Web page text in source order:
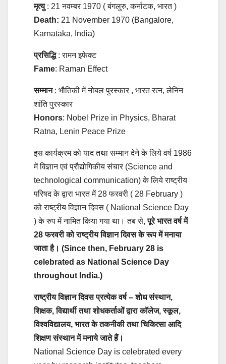
मृत्यु: 21 नवम्बर 1970 ( बंगलुरु, कर्नाटक, भारत )
Death: 21 November 1970 (Bangalore,
Karnataka, India)
प्रसिद्धि: रामन इफेक्ट
Fame: Raman Effect
सम्मान: भौतिकी में नोबल पुरस्कार , भारत रत्न, लेनिन
शांति पुरस्कार
Honors: Nobel Prize in Physics, Bharat
Ratna, Lenin Peace Prize
इस कार्यक्रम को याद तथा सम्मान देने के लिये वर्ष 1986
में विज्ञान एवं प्रौद्योगिकीय संचार (Science and
technological communication) के लिये राष्ट्रीय
परिषद के द्वारा भारत में 28 फरवरी ( 28 February )
को राष्ट्रीय विज्ञान दिवस ( National Science Day
) के रुप में नामित किया गया था। तब से, पूरे भारत वर्ष में
28 फरवरी को राष्ट्रीय विज्ञान दिवस के रूप में मनाया
जाता है। (Since then, February 28 is
celebrated as National Science Day
throughout India.)
राष्ट्रीय विज्ञान दिवस प्रत्येक वर्ष – शोध संस्थान,
शिक्षक, विद्यार्थी तथा शोधकर्ताओं द्वारा कॉलेज, स्कूल,
विश्वविद्यालय, भारत के तकनीकी तथा चिकित्सा आदि
शिक्षण संस्थान में मनाये जाते हैं।
National Science Day is celebrated every